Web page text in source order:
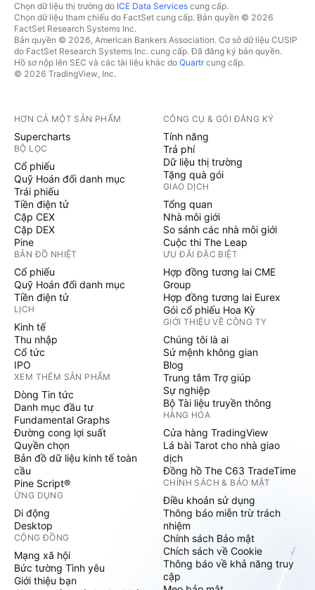
Chọn dữ liệu thị trường do ICE Data Services cung cấp.
Chọn dữ liệu tham chiếu do FactSet cung cấp. Bản quyền © 2026
FactSet Research Systems Inc.
Bản quyền © 2026, American Bankers Association. Cơ sở dữ liệu CUSIP
do FactSet Research Systems Inc. cung cấp. Đã đăng ký bản quyền.
Hồ sơ nộp lên SEC và các tài liệu khác do Quartrcung cấp.
© 2026 TradingView, Inc.
HƠN CẢ MỘT SẢN PHẨM
Supercharts
BỘ LỌC
Cổ phiếu
Quỹ Hoán đổi danh mục
Trái phiếu
Tiền điện tử
Cặp CEX
Cặp DEX
Pine
BẢN ĐỒ NHIỆT
Cổ phiếu
Quỹ Hoán đổi danh mục
Tiền điện tử
LỊCH
Kinh tế
Thu nhập
Cổ tức
IPO
XEM THÊM SẢN PHẨM
Dòng Tin tức
Danh mục đầu tư
Fundamental Graphs
Đường cong lợi suất
Quyền chọn
Bản đồ dữ liệu kinh tế toàn
cầu
Pine Script®
ỨNG DỤNG
Di động
Desktop
CỘNG ĐỒNG
Mạng xã hội
Bức tường Tình yêu
Giới thiệu bạn
CÔNG CỤ & GÓI ĐĂNG KÝ
Tính năng
Trả phí
Dữ liệu thị trường
Tặng quà gói
GIAO DỊCH
Tổng quan
Nhà môi giới
So sánh các nhà môi giới
Cuộc thi The Leap
ƯU ĐÃI ĐẶC BIỆT
Hợp đồng tương lai CME
Group
Hợp đồng tương lai Eurex
Gói cổ phiếu Hoa Kỳ
GIỚI THIỆU VỀ CÔNG TY
Chúng tôi là ai
Sứ mệnh không gian
Blog
Trung tâm Trợ giúp
Sự nghiệp
Bộ Tài liệu truyền thông
HÀNG HÓA
Cửa hàng TradingView
Lá bài Tarot cho nhà giao
dịch
Đồng hồ The C63 TradeTime
CHÍNH SÁCH & BẢO MẬT
Điều khoản sử dụng
Thông báo miễn trừ trách
nhiệm
Chính sách Bảo mật
Chích sách về Cookie
Thông báo về khả năng truy
cập